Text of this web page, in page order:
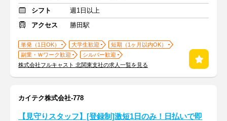
シフト
週1日以上
アクセス
勝田駅
単発（1日OK） 大学生歓迎
短期（1ヶ月以内OK）
副業・Ｗワーク歓迎
シルバー歓迎
株式会社フルキャスト 北関東支社の求人一覧を見る
カイテク株式会社-778
【見守りスタッフ】[登録制]激短1日のみ！日払いで即